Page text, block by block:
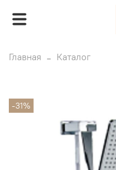
Главная Каталог
-31%